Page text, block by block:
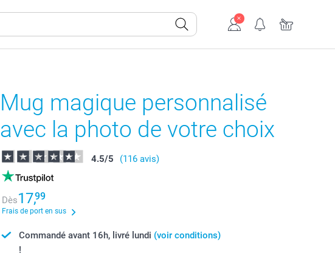
Mug magique personnalisé
avec la photo de votre choix
4.5/5 (116 avis)
Dès17,99
Frais de port en sus
Commandé avant 16h, livré lundi (voir conditions)
!